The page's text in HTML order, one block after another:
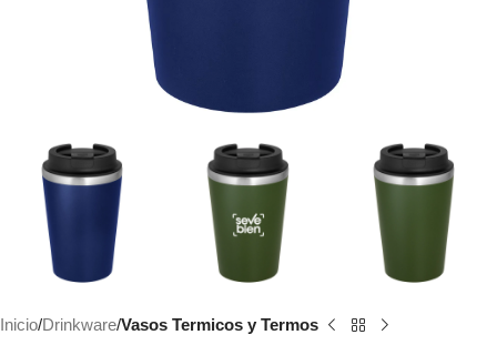
Inicio Drinkware Vasos Termicos y Termos